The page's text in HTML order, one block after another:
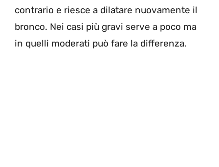
contrario e riesce a dilatare nuovamente il
bronco. Nei casi più gravi serve a poco ma
in quelli moderati può fare la differenza.